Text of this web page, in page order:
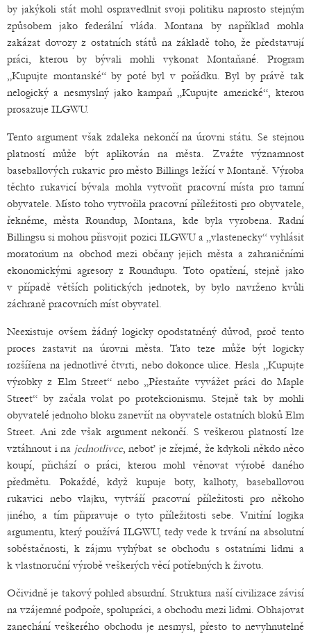
by jakýkoli stát mohl ospravedlnit svoji politiku naprosto stejným
způsobem jako federální vláda. Montana by například mohla
zakázat dovozy z ostatních států na základě toho, že představují
práci, kterou by bývali mohli vykonat Montaňané. Program
„Kupujte montanské“ by poté byl v pořádku. Byl by právě tak
nelogický a nesmyslný jako kampaň „Kupujte americké“, kterou
prosazuje ILGWU.
Tento argument však zdaleka nekončí na úrovni státu. Se stejnou
platností může být aplikován na města. Zvažte významnost
baseballových rukavic pro město Billings ležící v Montaně. Výroba
těchto rukavicí bývala mohla vytvořit pracovní místa pro tamní
obyvatele. Místo toho vytvořila pracovní příležitosti pro obyvatele,
řekněme, města Roundup, Montana, kde byla vyrobena. Radní
Billingsu si mohou přisvojit pozici ILGWU a „vlastenecky“ vyhlásit
moratorium na obchod mezi občany jejich města a zahraničními
ekonomickými agresory z Roundupu. Toto opatření, stejně jako
v případě větších politických jednotek, by bylo navrženo kvůli
záchraně pracovních míst obyvatel.
Neexistuje ovšem žádný logicky opodstatněný důvod, proč tento
proces zastavit na úrovni města. Tato teze může být logicky
rozšířena na jednotlivé čtvrti, nebo dokonce ulice. Hesla „Kupujte
výrobky z Elm Street“ nebo „Přestaňte vyvážet práci do Maple
Street“ by začala volat po protekcionismu. Stejně tak by mohli
obyvatelé jednoho bloku zanevřít na obyvatele ostatních bloků Elm
Street. Ani zde však argument nekončí. S veškerou platností lze
vztáhnout i na jednotlivce, neboť je zřejmé, že kdykoli někdo něco
koupí, přichází o práci, kterou mohl věnovat výrobě daného
předmětu. Pokaždé, když kupuje boty, kalhoty, baseballovou
rukavici nebo vlajku, vytváří pracovní příležitosti pro někoho
jiného, a tím připravuje o tyto příležitosti sebe. Vnitřní logika
argumentu, který používá ILGWU, tedy vede k trvání na absolutní
soběstačnosti, k zájmu vyhýbat se obchodu s ostatními lidmi a
k vlastnoruční výrobě veškerých věcí potřebných k životu.
Očividně je takový pohled absurdní. Struktura naší civilizace závisí
na vzájemné podpoře, spolupráci, a obchodu mezi lidmi. Obhajovat
zanechání veškerého obchodu je nesmysl, přesto to nevyhnutelně